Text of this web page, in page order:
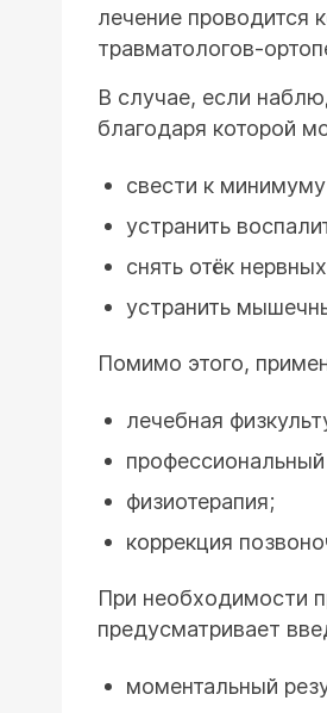
лечение проводится
травматологов-
В случае, если
благодаря которой
свести к
устранить
снять отёк
устранить
Помимо этого,
лечебная
физиотерапия;
коррекция
При необходимости
предусматривает
моментальный